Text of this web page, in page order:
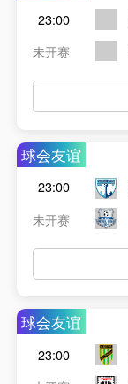
23:00
未开赛
球会友谊
23:00
未开赛
球会友谊
23:00